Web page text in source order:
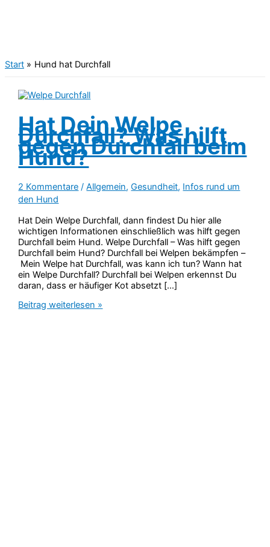
Start Hund hat Durchfall
Hat Dein Welpe
Durchfall? Was hilft
gegen Durchfall beim
Hund?
2 Kommentare /Allgemein,Gesundheit, Infos rund um
den Hund
Hat Dein Welpe Durchfall, dann findest Du hier alle
wichtigen Informationen einschließlich was hilft gegen
Durchfall beim Hund. Welpe Durchfall – Was hilft gegen
Durchfall beim Hund? Durchfall bei Welpen bekämpfen –
Mein Welpe hat Durchfall, was kann ich tun? Wann hat
ein Welpe Durchfall? Durchfall bei Welpen erkennst Du
daran, dass er häufiger Kot absetzt […]
Hat
Beitrag weiterlesen »